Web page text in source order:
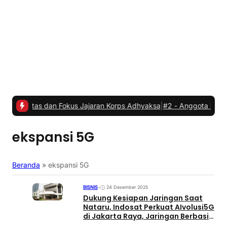
dan Fokus Jajaran Korps Adhyaksa|#2 -Anggota Komisi IV
ekspansi 5G
Beranda » ekspansi 5G
BISNIS• 24 Desember 2025
Dukung Kesiapan Jaringan Saat
Nataru, Indosat Perkuat AIvolusi5G
di Jakarta Raya, Jaringan Berbasis